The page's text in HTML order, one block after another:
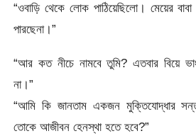
“ওবাড়ি থেকে লোক পাঠিয়েছিলো। মেয়ের
পারছেনা।”
“আর কত নীচে নামবে তুমি? এতবার বিয়ে
না।”
“আমি কি জানতাম একজন মুক্তিযোদ্ধার
তোকে আজীবন হেনস্থা হতে হবে?”